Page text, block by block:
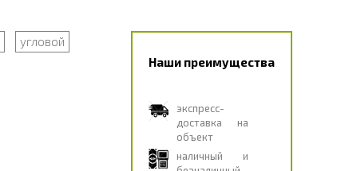
угловой
Наши преимущества
экспресс-
доставка на
объект
наличный и